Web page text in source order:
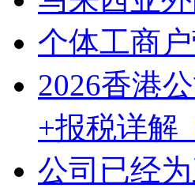
个体工商
2026香港
+报税详解
公司已经